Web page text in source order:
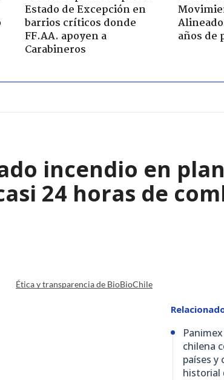
Estado de Excepción en
barrios críticos donde
FF.AA. apoyen a
Carabineros
años de
incendio en
24 horas de
Ética y transparencia de BioBioChile
chilena
países y
historial